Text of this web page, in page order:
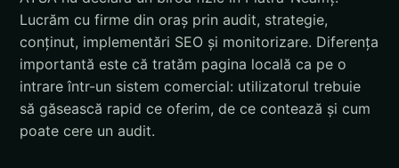
Lucrăm cu firme din oraș prin audit, strategie,
conținut, implementări SEO și monitorizare. Diferența
importantă este că tratăm pagina locală ca pe o
intrare într-un sistem comercial: utilizatorul trebuie
să găsească rapid ce oferim, de ce contează și cum
poate cere un audit.